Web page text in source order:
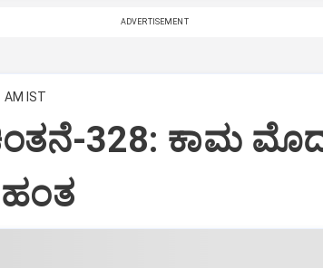
ADVERTISEMENT
AM IST
328: ಕಾಮ